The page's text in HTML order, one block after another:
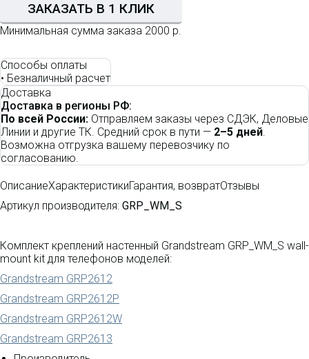
ЗАКАЗАТЬ В 1 КЛИК
Минимальная сумма заказа 2000 р.
Способы оплаты
• Безналичный расчет
Доставка
Доставка в регионы РФ:
По всей России: Отправляем заказы через СДЭК, Деловые
Линии и другие ТК. Средний срок в пути — 2–5 дней.
Возможна отгрузка вашему перевозчику по
согласованию.
ОписаниеХарактеристикиГарантия, возвратОтзывы
Артикул производителя: GRP_WM_S
Комплект креплений настенный Grandstream GRP_WM_S wall-
mount kit для телефонов моделей:
Grandstream GRP2612
Grandstream GRP2612P
Grandstream GRP2612W
Grandstream GRP2613